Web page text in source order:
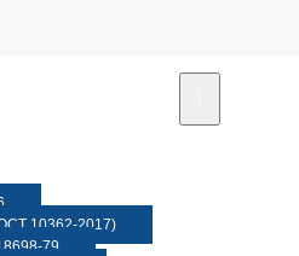
10362-2017)
79